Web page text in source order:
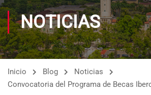
NOTICIAS
Inicio Blog
Noticias
Convocatoria del Programa de Becas